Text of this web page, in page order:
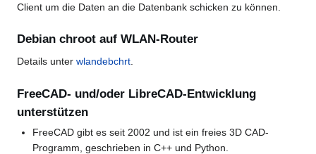
Client um die Daten an die Datenbank schicken zu können.
Debian chroot auf WLAN-Router
Details unter wlandebchrt
FreeCAD- und/oder LibreCAD-Entwicklung
unterstützen
FreeCAD gibt es seit 2002 und ist ein freies 3D CAD-
Programm, geschrieben in C++ und Python.